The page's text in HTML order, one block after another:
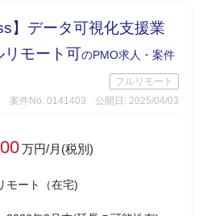
】データ可視化支援業
リモート可のPMO求人・案件
フルリモート
案件No. 0141403
公開日: 2025/04/03
万円/月(税別)
モート（在宅)